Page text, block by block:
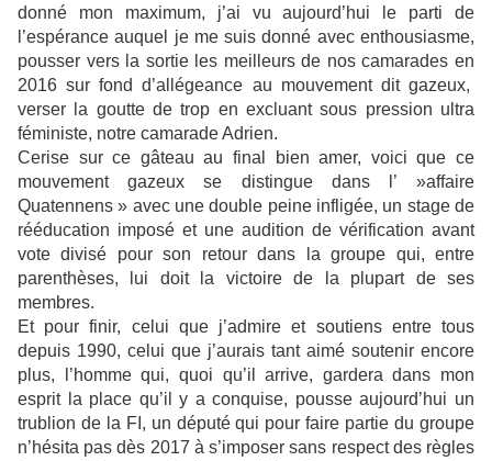
donné mon maximum, j’ai vu aujourd’hui le parti de
l’espérance auquel je me suis donné avec enthousiasme,
pousser vers la sortie les meilleurs de nos camarades en
2016 sur fond d’allégeance au mouvement dit gazeux,
verser la goutte de trop en excluant sous pression ultra
féministe, notre camarade Adrien.
Cerise sur ce gâteau au final bien amer, voici que ce
mouvement gazeux se distingue dans l’ »affaire
Quatennens » avec une double peine infligée, un stage de
rééducation imposé et une audition de vérification avant
vote divisé pour son retour dans la groupe qui, entre
parenthèses, lui doit la victoire de la plupart de ses
membres.
Et pour finir, celui que j’admire et soutiens entre tous
depuis 1990, celui que j’aurais tant aimé soutenir encore
plus, l’homme qui, quoi qu’il arrive, gardera dans mon
esprit la place qu’il y a conquise, pousse aujourd’hui un
trublion de la FI, un député qui pour faire partie du groupe
n’hésita pas dès 2017 à s’imposer sans respect des règles